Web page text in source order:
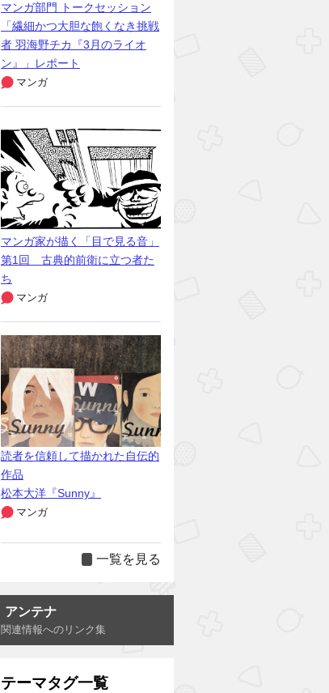
マンガ部門 トークセッション
「繊細かつ大胆な飽くなき挑戦
者 羽海野チカ『3月のライオ
ン』」レポート
マンガ
マンガ家が描く「目で見る音」
第1回 古典的前衛に立つ者た
ち
マンガ
読者を信頼して描かれた自伝的
作品
松本大洋『Sunny』
マンガ
一覧を見る
アンテナ
関連情報へのリンク集
テーマタグ一覧